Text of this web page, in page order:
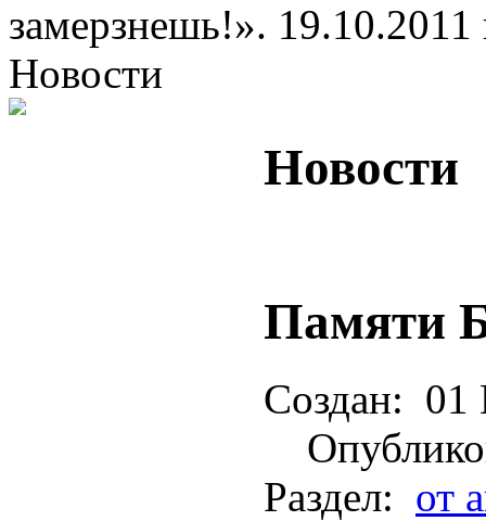
замерзнешь!». 19.10.2011
Новости
Новости
Памяти
Создан: 01
Раздел: от